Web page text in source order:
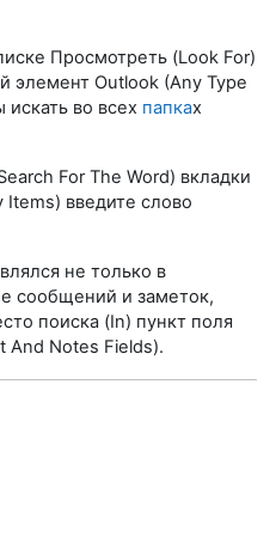
Просмотреть (Look For)
элемент Outlook (Any Type
во всех папках
For The Word) вкладки
введите слово
не только в
сообщений и заметок,
поиска (In) пункт поля
And Notes Fields).